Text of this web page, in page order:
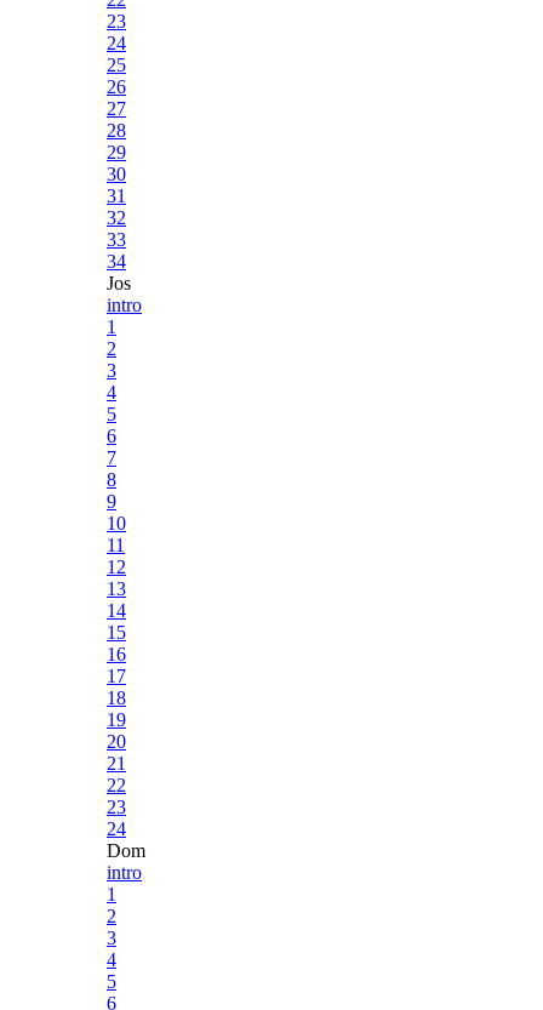
23
24
25
26
27
28
29
30
31
32
33
34
Jos
intro
1
2
3
4
5
6
7
8
9
10
11
12
13
14
15
16
17
18
19
20
21
22
23
24
Dom
intro
1
2
3
4
5
6